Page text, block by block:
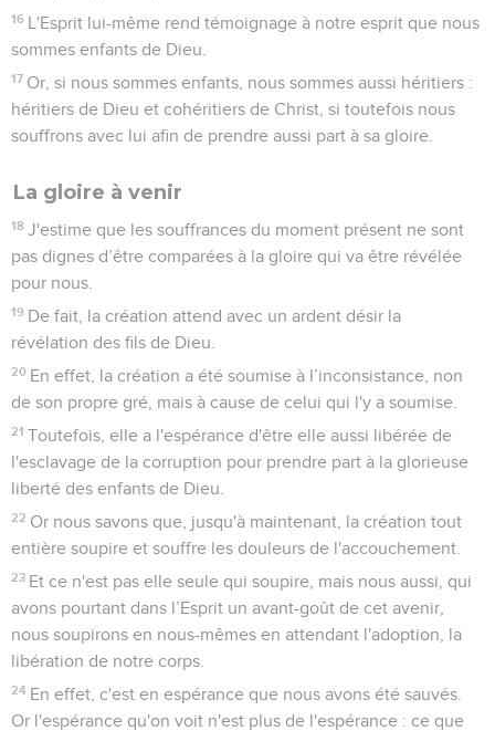
16 L'Esprit lui-même rend témoignage à notre esprit que nous
sommes enfants de Dieu.
17 Or, si nous sommes enfants, nous sommes aussi héritiers :
héritiers de Dieu et cohéritiers de Christ, si toutefois nous
souffrons avec lui afin de prendre aussi part à sa gloire.
La gloire à venir
18 J'estime que les souffrances du moment présent ne sont
pas dignes d’être comparées à la gloire qui va être révélée
pour nous.
19 De fait, la création attend avec un ardent désir la
révélation des fils de Dieu.
20 En effet, la création a été soumise à l’inconsistance, non
de son propre gré, mais à cause de celui qui l'y a soumise.
21 Toutefois, elle a l'espérance d'être elle aussi libérée de
l'esclavage de la corruption pour prendre part à la glorieuse
liberté des enfants de Dieu.
22 Or nous savons que, jusqu'à maintenant, la création tout
entière soupire et souffre les douleurs de l'accouchement.
23 Et ce n'est pas elle seule qui soupire, mais nous aussi, qui
avons pourtant dans l’Esprit un avant-goût de cet avenir,
nous soupirons en nous-mêmes en attendant l'adoption, la
libération de notre corps.
24 En effet, c'est en espérance que nous avons été sauvés.
Or l'espérance qu'on voit n'est plus de l'espérance : ce que